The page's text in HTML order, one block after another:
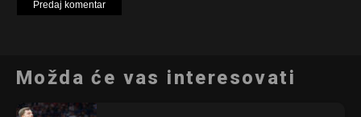
Možda će vas interesovati